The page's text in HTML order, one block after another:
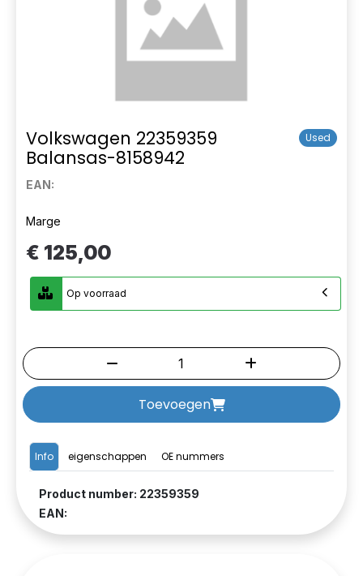
Volkswagen 22359359
Balansas-8158942
Used
EAN:
Info eigenschappen OE nummers
Product number: 22359359
EAN:
Marge
€ 125,00
Op voorraad
Toevoegen